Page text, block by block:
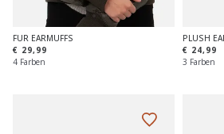
FUR EARMUFFS
€ 29,99
4 Farben
PLUSH
€ 24,99
3 Farben